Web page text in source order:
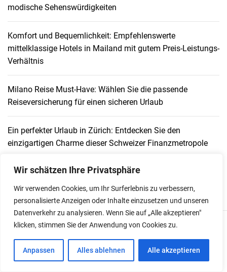
Wir schätzen Ihre Privatsphäre
Wir verwenden Cookies, um Ihr Surferlebnis zu verbessern,
personalisierte Anzeigen oder Inhalte einzusetzen und unseren
Datenverkehr zu analysieren. Wenn Sie auf „Alle akzeptieren"
klicken, stimmen Sie der Anwendung von Cookies zu.
Anpassen Alles ablehnen Alle akzeptieren
modische Sehenswürdigkeiten
Komfort und Bequemlichkeit: Empfehlenswerte
mittelklassige Hotels in Mailand mit gutem Preis-Leistungs-
Verhältnis
Milano Reise Must-Have: Wählen Sie die passende
Reiseversicherung für einen sicheren Urlaub
Ein perfekter Urlaub in Zürich: Entdecken Sie den
einzigartigen Charme dieser Schweizer Finanzmetropole
You May Also Like: